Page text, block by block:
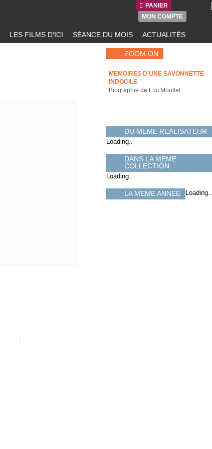
PANIER
MON COMPTE
LES FILMS D'ICI SÉANCE DU MOIS ACTUALITÉS
ZOOM ON
MEMOIRES D'UNE SAVONNETTE
INDOCILE
Biographie de Luc Moullet
DU MEME REALISATEUR
Loading..
DANS LA MEME
COLLECTION
Loading..
LA MEME ANNEE Loading..